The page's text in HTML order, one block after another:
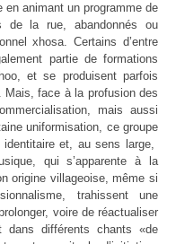
en animant un programme de
de la rue, abandonnés ou
xhosa. Certains d’entre
partie de formations
et se produisent parfois
face à la profusion des
mais aussi
uniformisation, ce groupe
et, au sens large,
qui s’apparente à la
origine villageoise, même si
trahissent une
voire de réactualiser
dans différents chants «de